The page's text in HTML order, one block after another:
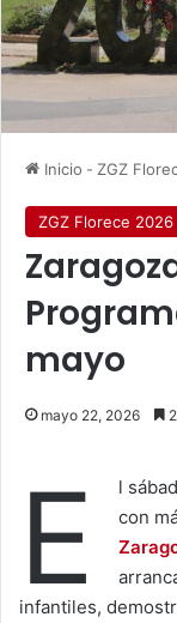
Inicio - ZGZ
ZGZ Florece 2026
mayo
mayo 22, 2026
E
l
con
infantiles,